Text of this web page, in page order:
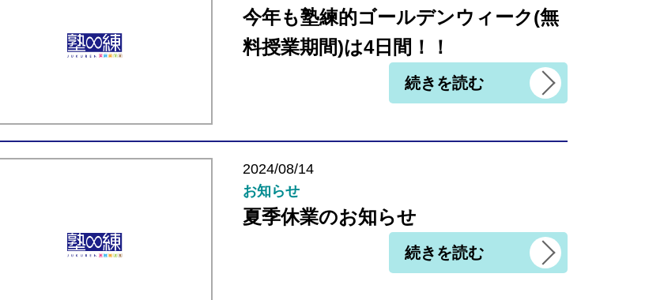
今年も塾練的ゴールデンウィーク(無
料授業期間)は4日間！！
続きを読む
2024/08/14
お知らせ
夏季休業のお知らせ
続きを読む